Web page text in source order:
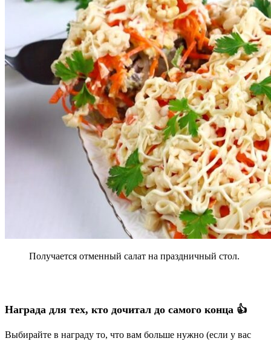
Получается отменный салат на праздничный стол.
Награда для тех, кто дочитал до самого конца 👍
Выбирайте в награду то, что вам больше нужно (если у вас